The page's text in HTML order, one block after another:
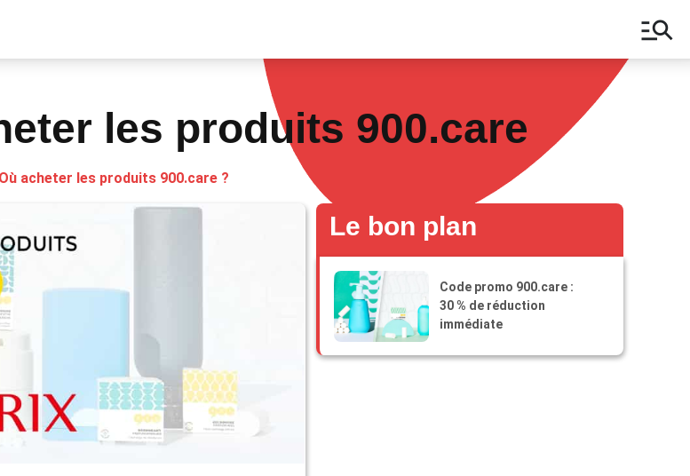
manage_search
les produits 900.care
Où acheter les produits 900.care ?
Le bon plan
Code promo 900.care :
30 % de réduction
immédiate